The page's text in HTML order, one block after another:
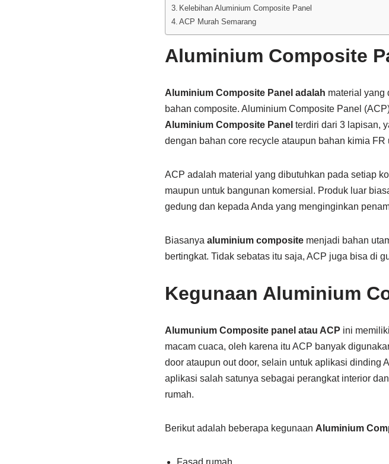
Kelebihan Aluminium Composite Panel
ACP Murah Semarang
Aluminium Composite
Aluminium Composite Panel adalah material yang
bahan composite. Aluminium Composite Panel
Aluminium Composite Panel terdiri dari 3 lapisan,
dengan bahan core recycle ataupun bahan kimia FR
ACP adalah material yang dibutuhkan pada setiap
maupun untuk bangunan komersial. Produk luar
gedung dan kepada Anda yang menginginkan
Biasanya aluminium compositemenjadi bahan
bertingkat. Tidak sebatas itu saja, ACP juga bisa di
Kegunaan Aluminium
Alumunium Composite panel atau ACP ini
macam cuaca, oleh karena itu ACP banyak
door ataupun out door, selain untuk aplikasi dinding
aplikasi salah satunya sebagai perangkat interior
rumah.
Berikut adalah beberapa kegunaan Aluminium
Fasad rumah